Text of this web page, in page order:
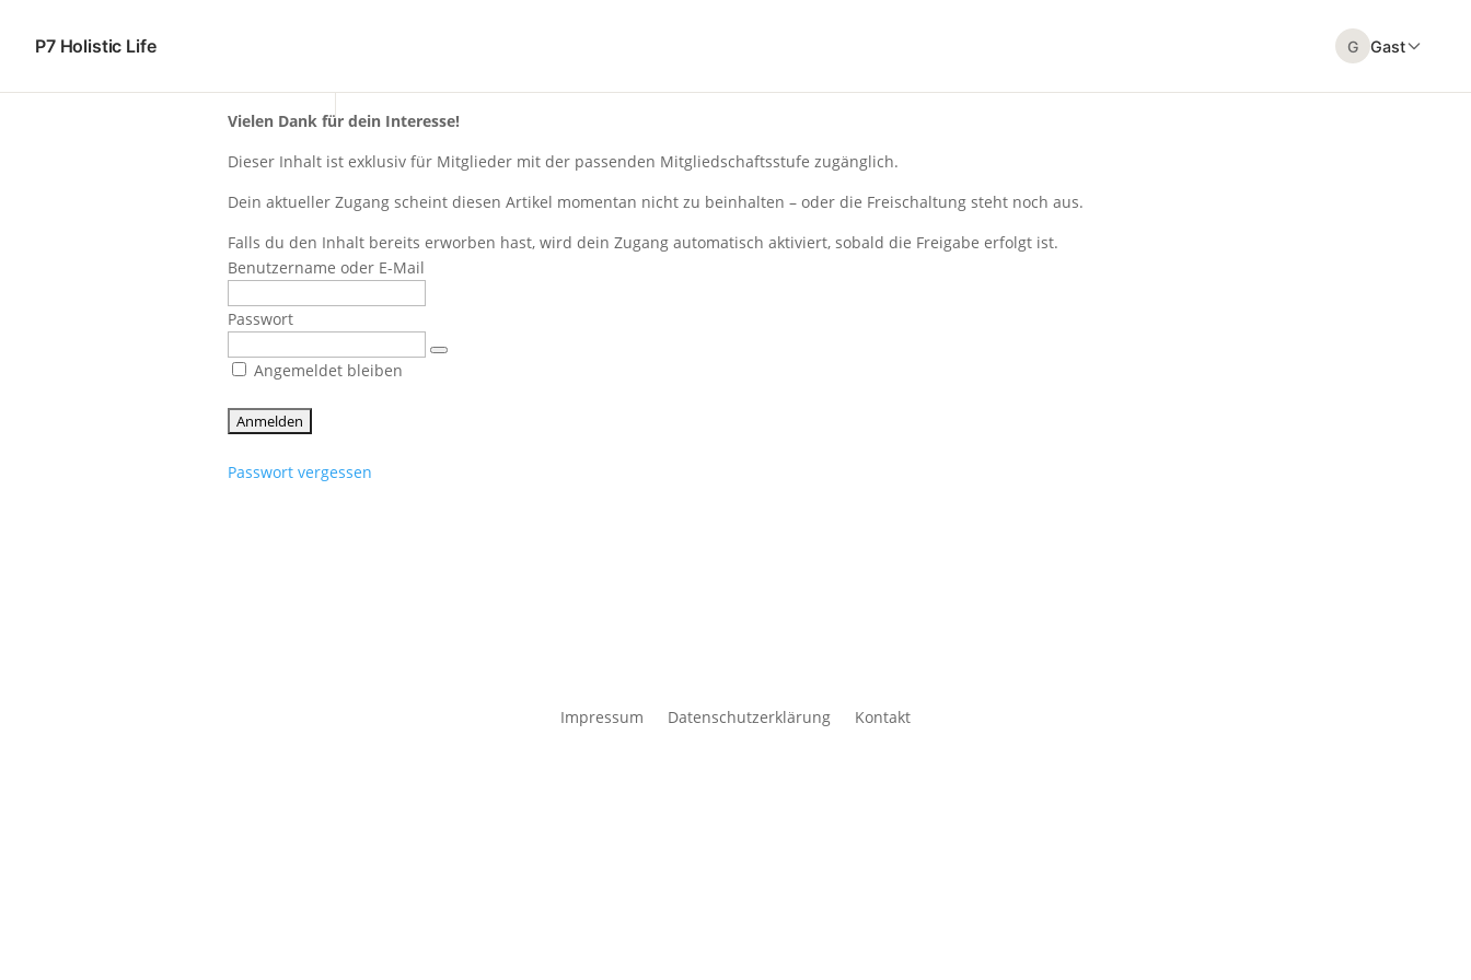
P7 Holistic Life G Gast
Vielen Dank für dein Interesse!
Dieser Inhalt ist exklusiv für Mitglieder mit der passenden Mitgliedschaftsstufe zugänglich.
Dein aktueller Zugang scheint diesen Artikel momentan nicht zu beinhalten – oder die Freischaltung steht noch aus.
Falls du den Inhalt bereits erworben hast, wird dein Zugang automatisch aktiviert, sobald die Freigabe erfolgt ist.
Benutzername oder E-Mail
Passwort
Angemeldet bleiben
Passwort vergessen
Impressum Datenschutzerklärung Kontakt